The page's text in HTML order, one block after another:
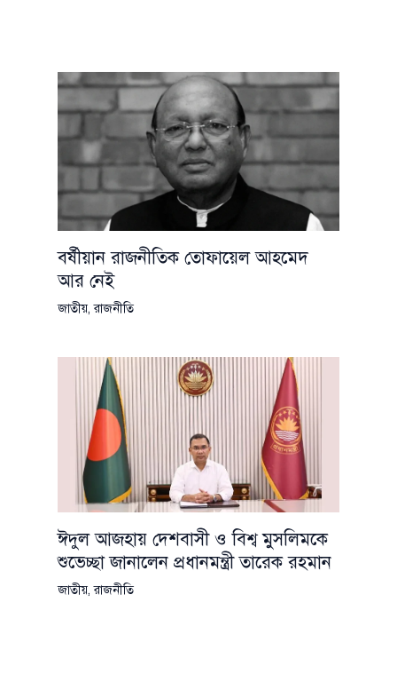
বর্ষীয়ান রাজনীতিক তোফায়েল আহমেদ
আর নেই
জাতীয়,রাজনীতি
ঈদুল আজহায় দেশবাসী ও বিশ্ব মুসলিমকে
শুভেচ্ছা জানালেন প্রধানমন্ত্রী তারেক রহমান
জাতীয়,রাজনীতি